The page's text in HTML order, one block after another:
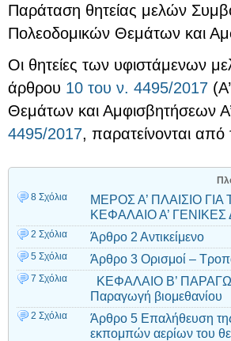
Παράταση θητείας μελών
Πολεοδομικών Θεμάτων και
Οι θητείες των υφιστάμενων
άρθρου 10 του ν. 4495/2017
Θεμάτων και Αμφισβητήσεων
4495/2017, παρατείνονται
8 Σχόλια
ΜΕΡΟΣ Α’ ΠΛΑΙΣΙΟ
ΚΕΦΑΛΑΙΟ Α’ ΓΕΝΙΚΕΣ
2 Σχόλια Άρθρο 2 Αντικείμενο
5 Σχόλια Άρθρο 3 Ορισμοί –
7 Σχόλια
ΚΕΦΑΛΑΙΟ Β’
Παραγωγή βιομεθανίου
2 Σχόλια
Άρθρο 5 Επαλήθευση
εκπομπών αερίων του